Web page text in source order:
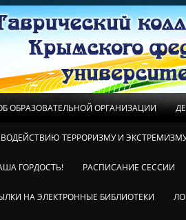
ОБРАЗОВАТЕЛЬНОЙ ОРГАНИЗАЦИИ
ТЕРРОРИЗМУ И
ГОРДОСТЬ! РАСПИСАНИЕ СЕССИИ
НА ЭЛЕКТРОННЫЕ БИБЛИОТЕКИ